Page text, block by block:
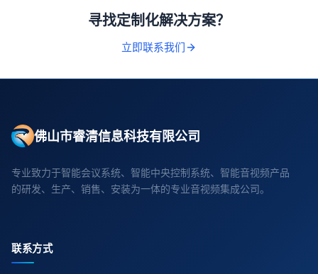
寻找定制化解决方案？
立即联系我们
佛山市睿清信息科技有限公司
专业致力于智能会议系统、智能中央控制系统、智能音视频产品
的研发、生产、销售、安装为一体的专业音视频集成公司。
联系方式